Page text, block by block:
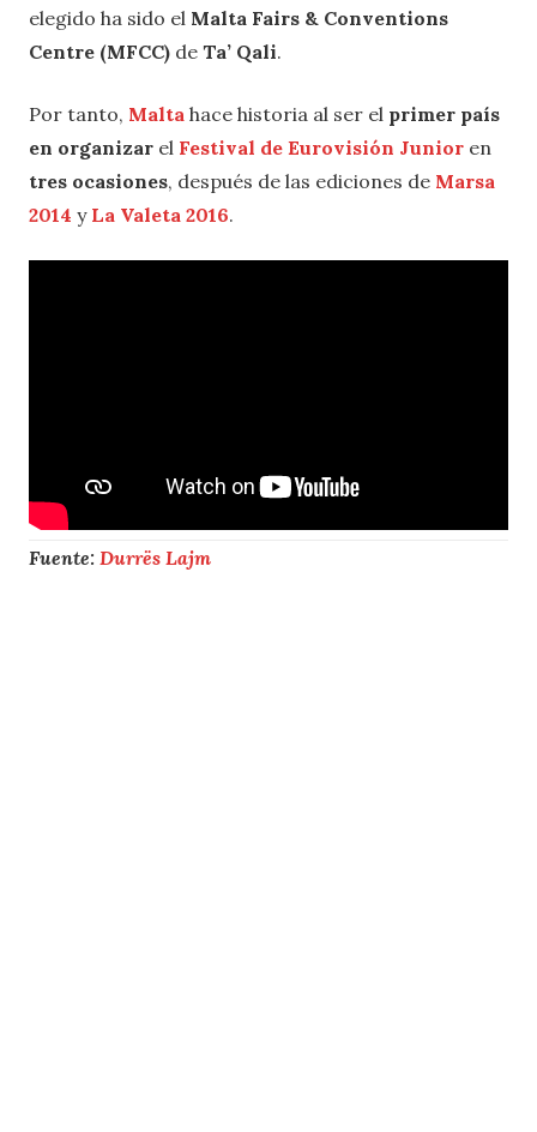
elegido ha sido el Malta Fairs & Conventions
Centre (MFCC) de Ta’ Qali.
Por tanto, Malta hace historia al ser el primer país
en organizar el Festival de Eurovisión Junior en
tres ocasiones, después de las ediciones de Marsa
2014 y La Valeta 2016.
Fuente: Durrës Lajm